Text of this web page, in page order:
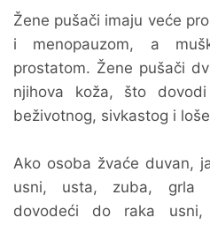
Žene pušači imaju veće
i menopauzom, a
prostatom. Žene pušači
njihova koža, što
beživotnog, sivkastog i
Ako osoba žvaće duvan,
usni, usta, zuba, grla i
dovodeći do raka usni,